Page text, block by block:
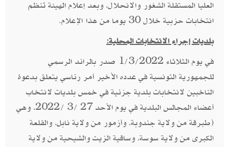
العليا المستقلة الشغور والانحلال، وبعد إعلام الهيئة تنظم
انتخابات حزبية خلال 30 يوما من هذا الإعلام.
بلديات إجراء الانتخابات المحلية:
في يوم الثلاثاء 1/3/2022 صدر بالرائد الرسمي
للجمهورية التونسية في عدده الأخير أمر رئاسي يتعلق بدعوة
الناخبين لانتخابات بلدية جزئية في خمس بلديات لانتخاب
أعضاء المجالس البلدية في يوم الأحد 27 /3 /2022، وهي
(طبرقة من ولاية جندوبة، وأزمور من ولاية نابل، والقلعة
الكبرى من ولاية سوسة، وساقية الزيت والشيحية من ولاية